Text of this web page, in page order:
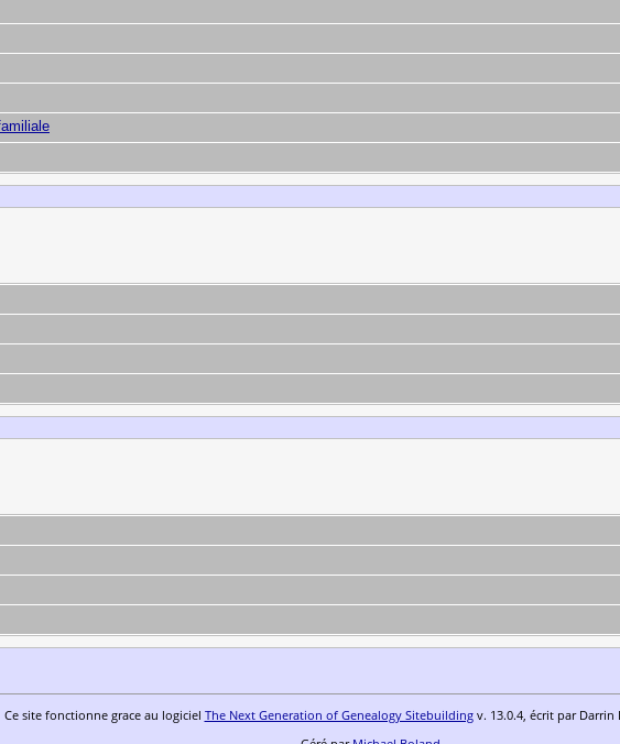
Ce site fonctionne grace au logiciel The Next Generation of Genealogy Sitebuildingv. 13.0.4, écrit par Darrin